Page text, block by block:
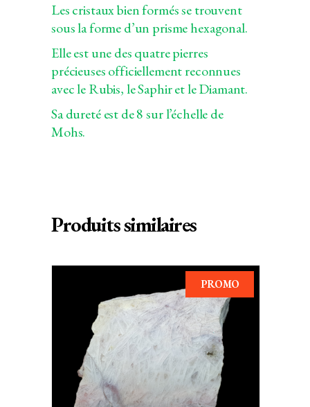
Les cristaux bien formés se trouvent
sous la forme d’un prisme hexagonal.
Elle est une des quatre pierres
précieuses officiellement reconnues
avec le Rubis, le Saphir et le Diamant.
Sa dureté est de 8 sur l’échelle de
Mohs.
Produits similaires
PROMO
AJOUTER AU PANIER